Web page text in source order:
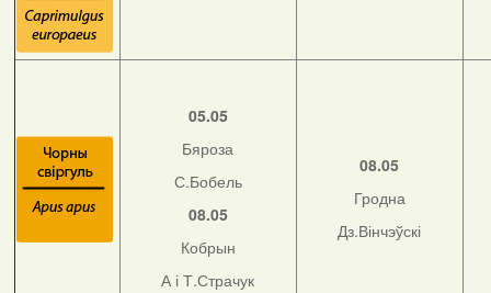
05.05
Бяроза
С.Бобель
08.05
Кобрын
А і Т.Страчук
08.05
Гродна
Дз.Вінчэўскі